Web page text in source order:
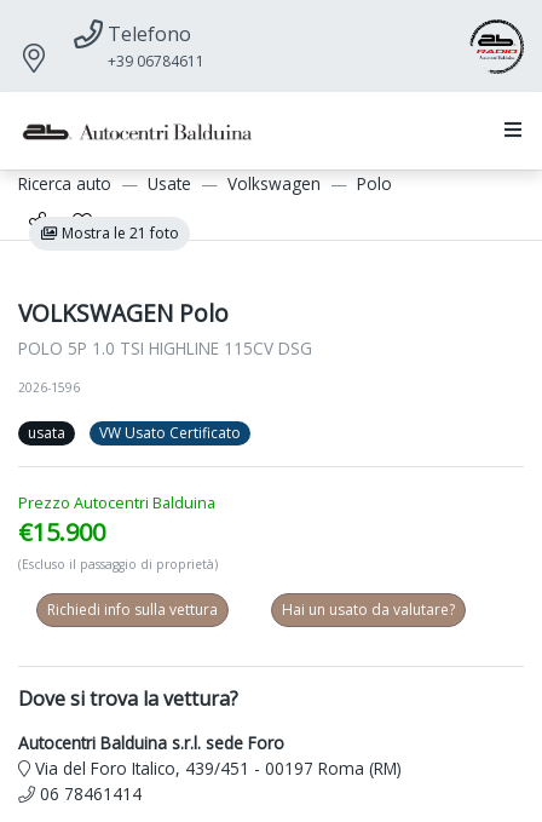
Telefono
+39 06784611
Ricerca auto Usate Volkswagen Polo
Mostra le 21 foto
VOLKSWAGEN Polo
POLO 5P 1.0 TSI HIGHLINE 115CV DSG
2026-1596
usata VW Usato Certificato
Prezzo Autocentri Balduina
€15.900
(Escluso il passaggio di proprietà)
Richiedi info sulla vettura Hai un usato da valutare?
Dove si trova la vettura?
Autocentri Balduina s.r.l. sede Foro
Via del Foro Italico, 439/451 - 00197 Roma (RM)
06 78461414